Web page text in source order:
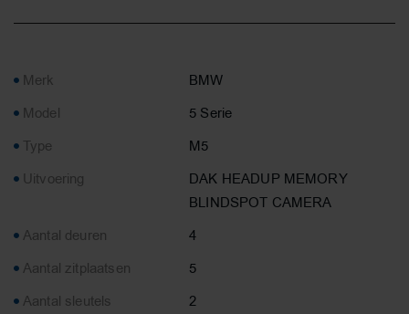
Merk
BMW
Model
5 Serie
Type
M5
Uitvoering
DAK HEADUP MEMORY
BLINDSPOT CAMERA
Aantal deuren
4
Aantal zitplaatsen
5
Aantal sleutels
2